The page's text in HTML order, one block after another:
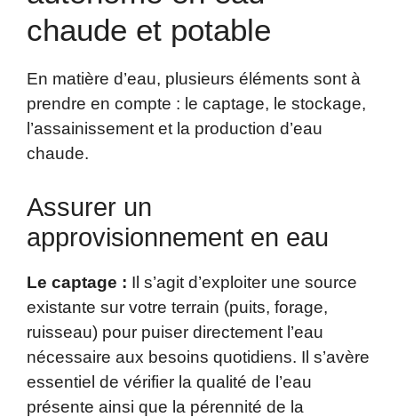
chaude et potable
En matière d’eau, plusieurs éléments sont à
prendre en compte : le captage, le stockage,
l’assainissement et la production d’eau
chaude.
Assurer un
approvisionnement en eau
Le captage : Il s’agit d’exploiter une source
existante sur votre terrain (puits, forage,
ruisseau) pour puiser directement l’eau
nécessaire aux besoins quotidiens. Il s’avère
essentiel de vérifier la qualité de l’eau
présente ainsi que la pérennité de la